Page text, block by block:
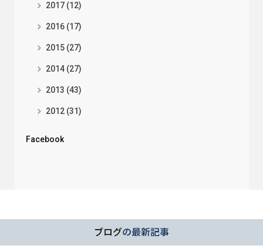
2017 (12)
2016 (17)
2015 (27)
2014 (27)
2013 (43)
2012 (31)
Facebook
ブログの最新記事